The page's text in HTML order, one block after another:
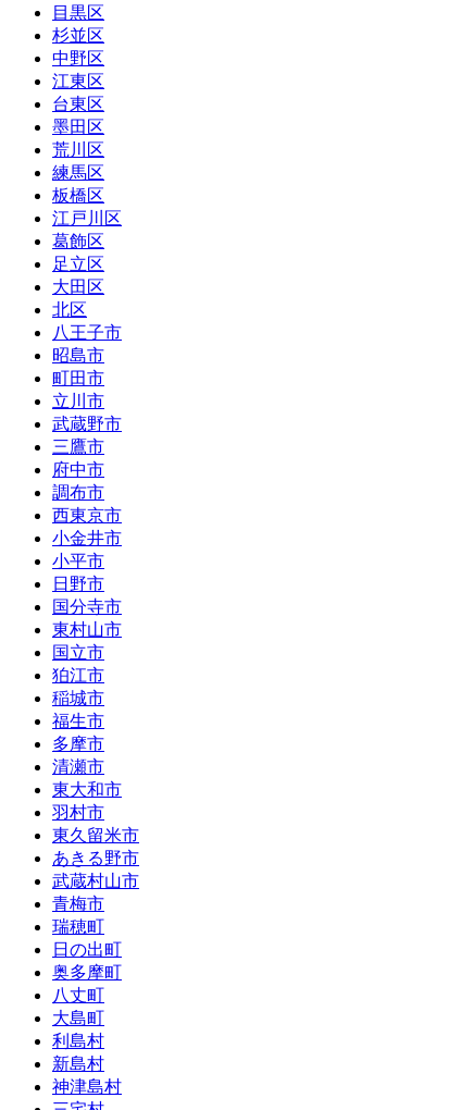
目黒区
杉並区
中野区
江東区
台東区
墨田区
荒川区
練馬区
板橋区
江戸川区
葛飾区
足立区
大田区
北区
八王子市
昭島市
町田市
立川市
武蔵野市
三鷹市
府中市
調布市
西東京市
小金井市
小平市
日野市
国分寺市
東村山市
国立市
狛江市
稲城市
福生市
多摩市
清瀬市
東大和市
羽村市
東久留米市
あきる野市
武蔵村山市
青梅市
瑞穂町
日の出町
奥多摩町
八丈町
大島町
利島村
新島村
神津島村